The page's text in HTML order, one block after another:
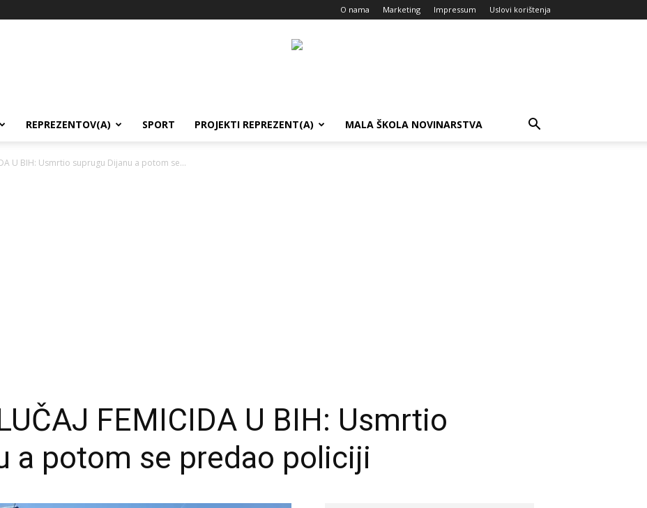
O nama Marketing Impressum Uslovi korištenja
REPREZENTOV(A) SPORT PROJEKTI REPREZENT(A) MALA ŠKOLA NOVINARSTVA
U BIH: Usmrtio suprugu Dijanu a potom se...
FEMICIDA U BIH: Usmrtio
a potom se predao policiji